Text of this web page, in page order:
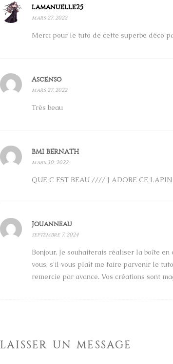
lamanuelle25
mars 27, 2022
Merci pour le tuto de cette superbe déco
Ascenso
mars 27, 2022
Très beau
BMI BERNATH
mars 30, 2022
QUE C EST BEAU //// J ADORE CE LAPIN
Jouanneau
septembre 7, 2024
Bonjour, Je souhaiterais réaliser la boîte
vous, s'il vous plaît me faire parvenir le
remercie par avance. Vos créations sont
LAISSER UN MESSAGE